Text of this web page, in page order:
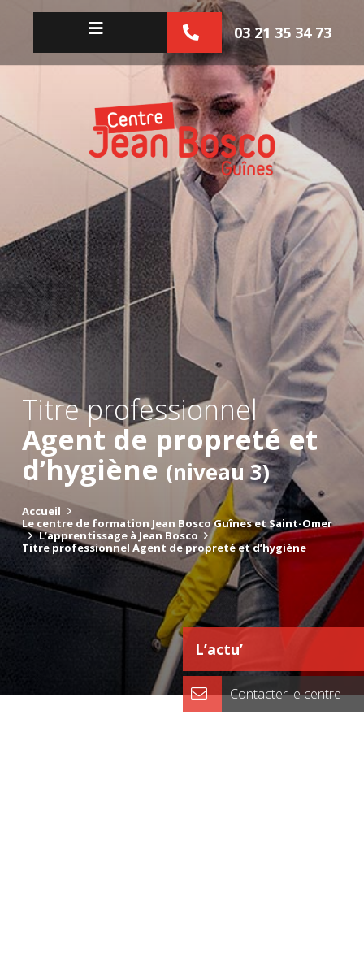
03 21 35 34 73
Titre professionnel
Agent de propreté et
d’hygiène (niveau 3)
Accueil
Le centre de formation Jean Bosco Guînes et Saint-Omer
L’apprentissage à Jean Bosco
Titre professionnel Agent de propreté et d’hygiène
L’actu’
Contacter le centre